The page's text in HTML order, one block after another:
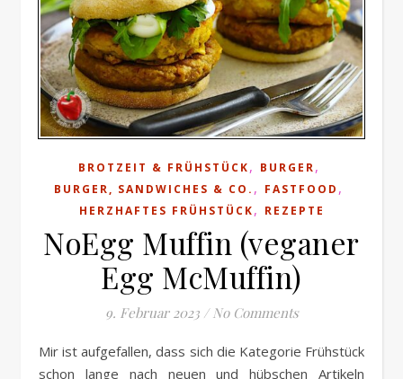
BROTZEIT & FRÜHSTÜCK, BURGER,
BURGER, SANDWICHES & CO. , FASTFOOD ,
HERZHAFTES FRÜHSTÜCK, REZEPTE
NoEgg Muffin (veganer
Egg McMuffin)
9. Februar 2023 / No Comments
Mir ist aufgefallen, dass sich die Kategorie Frühstück
schon lange nach neuen und hübschen Artikeln